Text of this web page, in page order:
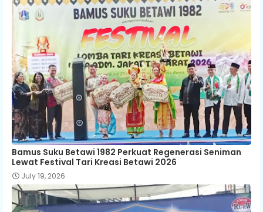
Bamus Suku Betawi 1982 Perkuat Regenerasi Seniman
Lewat Festival Tari Kreasi Betawi 2026
July 19, 2026